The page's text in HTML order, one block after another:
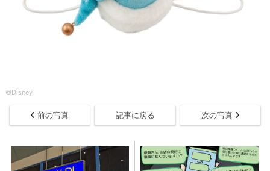
©︎Disney
前の写真 記事に戻る 次の写真